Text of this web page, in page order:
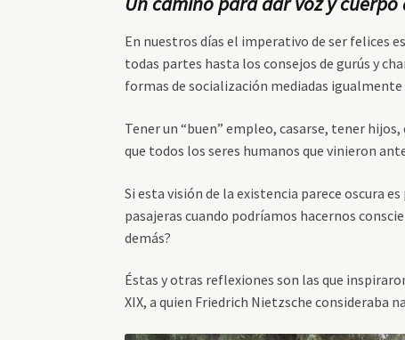
En nuestros días el imperativo de ser felices
todas partes hasta los consejos de gurús y
formas de socialización mediadas
Tener un “buen” empleo, casarse, tener
que todos los seres humanos que vinieron
Si esta visión de la existencia parece oscura
pasajeras cuando podríamos hacernos
demás?
Éstas y otras reflexiones son las que
XIX, a quien Friedrich Nietzsche consideraba